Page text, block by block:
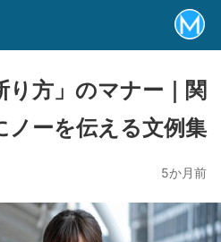
方」のマナー｜関
ノーを伝える文例集
5か月前